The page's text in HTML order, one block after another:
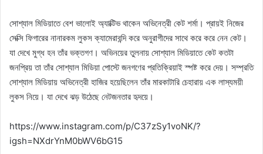
সোশ্যাল মিডিয়াতে বেশ ভালোই অ্যাক্টিভ থাকেন অভিনেত্রী কেট শর্মা। প্রায়ই নিজের
সেক্সি ফিগারের নানারকম লুকস ক্যামেরাবন্দি করে অনুরাগীদের সাথে করে করে নেন কেট।
যা দেখে মুগ্ধ হন তাঁর ভক্তগণ। অভিনয়ের তুলনায় সোশ্যাল মিডিয়াতে কেট কতটা
জনপ্রিয় তা তাঁর সোশ্যাল মিডিয়া পোস্টে জনগণের প্রতিক্রিয়াই স্পষ্ট করে দেয়। সম্প্রতি
সোশ্যাল মিডিয়ায় অভিনেত্রী হাজির হয়েছিলেন তাঁর মারকাটারি চেহারায় এক লাস্যময়ী
লুকস নিয়ে। যা দেখে ঝড় উঠেছে নেটজনতার হৃদয়ে।
https://www.instagram.com/p/C37zSy1voNK/?
igsh=NXdrYnM0bWV6bG15